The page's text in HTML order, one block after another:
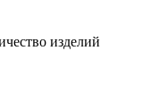
изделий